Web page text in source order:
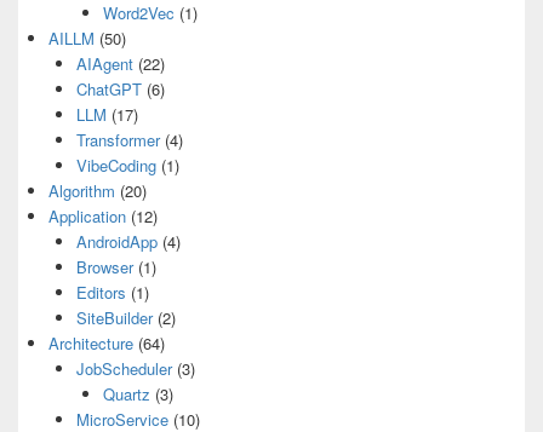
Word2Vec (1)
AILLM (50)
AIAgent(22)
ChatGPT(6)
LLM (17)
Transformer(4)
VibeCoding(1)
Algorithm (20)
Application (12)
AndroidApp(4)
Browser(1)
Editors (1)
SiteBuilder(2)
Architecture (64)
JobScheduler(3)
Quartz (3)
MicroService(10)